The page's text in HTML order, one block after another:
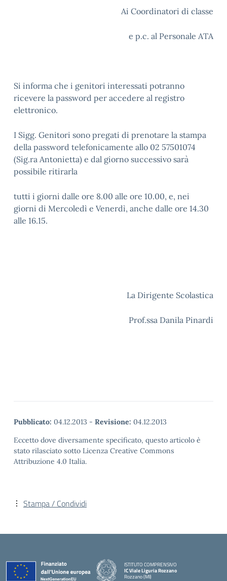
Ai Coordinatori di classe
e p.c. al Personale ATA
Si informa che i genitori interessati potranno
ricevere la password per accedere al registro
elettronico.
I Sigg. Genitori sono pregati di prenotare la stampa
della password telefonicamente allo 02 57501074
(Sig.ra Antonietta) e dal giorno successivo sarà
possibile ritirarla
tutti i giorni dalle ore 8.00 alle ore 10.00, e, nei
giorni di Mercoledì e Venerdì, anche dalle ore 14.30
alle 16.15.
La Dirigente Scolastica
Prof.ssa Danila Pinardi
Pubblicato: 04.12.2013 - Revisione: 04.12.2013
Eccetto dove diversamente specificato, questo articolo è
stato rilasciato sotto Licenza Creative Commons
Attribuzione 4.0 Italia.
Stampa / Condividi
ISTITUTO COMPRENSIVO
IC Viale Liguria Rozzano
Rozzano (MI)